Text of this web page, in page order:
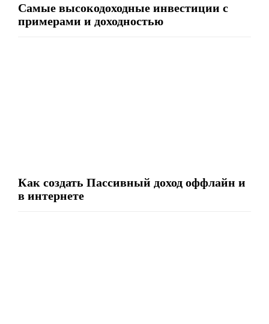
Самые высокодоходные инвестиции с
примерами и доходностью
Как создать Пассивный доход оффлайн и
в интернете